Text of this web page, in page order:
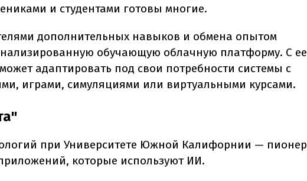
и студентами готовы многие.
дополнительных навыков и обмена опытом
обучающую облачную платформу. С ее
адаптировать под свои потребности системы с
играми, симуляциями или виртуальными курсами.
при Университете Южной Калифорнии — пионер
которые используют ИИ.